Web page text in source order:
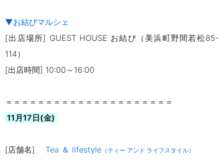
▼お結びマルシェ
[出店場所] GUEST HOUSE お結び（美浜町野間若松85-
114）
[出店時間] 10:00～16:00
＝＝＝＝＝＝＝＝＝＝＝＝＝＝＝＝＝＝＝＝＝
11月17日(金)
[店舗名] Tea ＆ lifestyle （ティー アンド ライフスタイル）